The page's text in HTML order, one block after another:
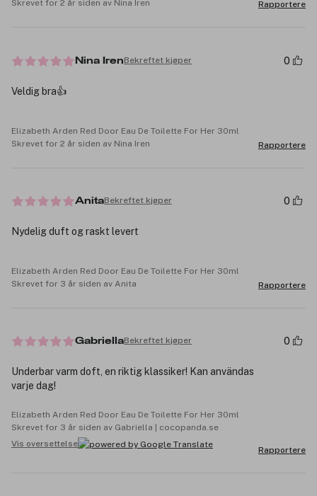
Skrevet for 2 år siden av Nina Iren
Rapportere
Nina IrenBekreftet kjøper 0
Veldig bra👍
Elizabeth Arden Red Door Eau De Toilette For Her 30ml
Skrevet for 2 år siden av Nina Iren
Rapportere
AnitaBekreftet kjøper 0
Nydelig duft og raskt levert
Elizabeth Arden Red Door Eau De Toilette For Her 30ml
Skrevet for 3 år siden av Anita
Rapportere
GabriellaBekreftet kjøper 0
Underbar varm doft, en riktig klassiker! Kan användas
varje dag!
Elizabeth Arden Red Door Eau De Toilette For Her 30ml
Skrevet for 3 år siden av Gabriella | cocopanda.se
Vis oversettelse
Rapportere